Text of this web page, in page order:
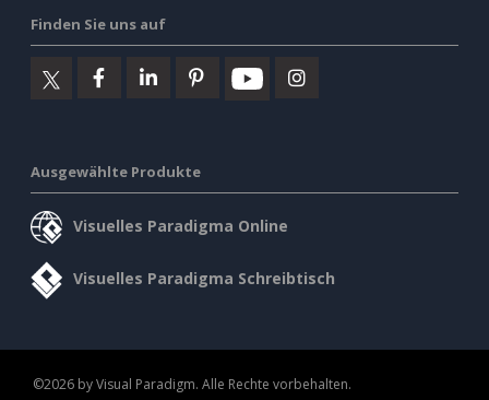
Finden Sie uns auf
Ausgewählte Produkte
Visuelles Paradigma Online
Visuelles Paradigma Schreibtisch
©2026 by Visual Paradigm. Alle Rechte vorbehalten.